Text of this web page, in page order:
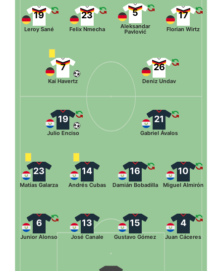
17
Florian Wirtz
5
Aleksandar
Pavlović
23
Felix Nmecha
19
Leroy Sané
26
Deniz Undav
7
Kai Havertz
6
Junior Alonso
13
José Canale
15
Gustavo Gómez
4
Juan Cáceres
23
Matías Galarza
14
Andrés Cubas
16
Damián Bobadilla
10
Miguel Almirón
19
Julio Enciso
21
Gabriel Ávalos